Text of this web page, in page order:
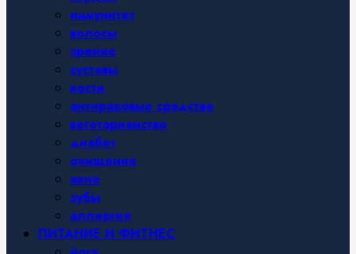
иммунитет
волосы
зрение
суставы
кости
антираковые средства
вегетарианство
диабет
очищение
акне
зубы
аллергия
ПИТАНИЕ И ФИТНЕС